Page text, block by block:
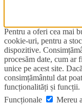
Pentru a oferi cea mai
cookie-uri, pentru a
dispozitive.
procesăm date, cum ar
unice pe acest site.
consimțământul dat
funcționalități și funcții.
Funcționale
Mereu